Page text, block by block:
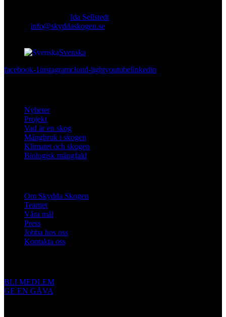
Ida Sellstedt
info@skyddaskogen.se
Svenska
facebook-1instagramcloud-lightyoutubelinkedin
Nyheter
Projekt
Vad är en skog
Mångbruk i skogen
Klimatet och skogen
Biologisk mångfald
Om Skydda Skogen
Teamet
Våra mål
Press
Jobba hos oss
Kontakta oss
BLI MEDLEM
GE EN GÅVA